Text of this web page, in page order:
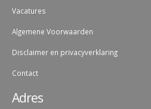
Vacatures
Algemene Voorwaarden
Disclaimer en privacyverklaring
Contact
Adres